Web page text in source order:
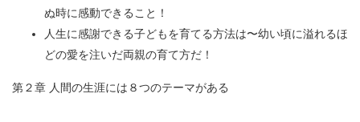
ぬ時に感動できること！
人生に感謝できる子どもを育てる方法は〜幼い頃に溢れるほ
どの愛を注いだ両親の育て方だ！
第２章 人間の生涯には８つのテーマがある